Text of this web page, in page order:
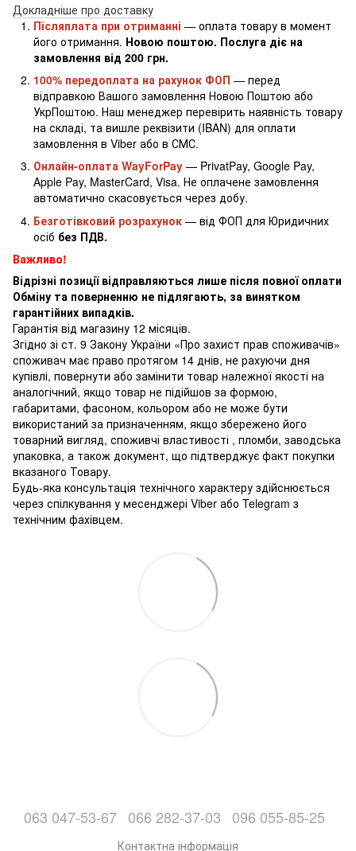
Докладніше про доставку
Післяплата при отриманні — оплата товару в момент
його отримання. Новою поштою. Послуга діє на
замовлення від 200 грн.
100% передоплата на рахунок ФОП — перед
відправкою Вашого замовлення Новою Поштою або
УкрПоштою. Наш менеджер перевірить наявність товару
на складі, та вишле реквізити (IBAN) для оплати
замовлення в Viber або в СМС.
Онлайн-оплата WayForPay — PrivatPay, Google Pay,
Apple Pay, MasterCard, Visa. Не оплачене замовлення
автоматично скасовується через добу.
Безготівковий розрахунок — від ФОП для Юридичних
осіб без ПДВ.
Важливо!
Відрізні позиції відправляються лише після повної оплати
Обміну та поверненню не підлягають, за винятком
гарантійних випадків.
Гарантія від магазину 12 місяців.
Згідно зі ст. 9 Закону України «Про захист прав споживачів»
споживач має право протягом 14 днів, не рахуючи дня
купівлі, повернути або замінити товар належної якості на
аналогічний, якщо товар не підійшов за формою,
габаритами, фасоном, кольором або не може бути
використаний за призначенням, якщо збережено його
товарний вигляд, споживчі властивості , пломби, заводська
упаковка, а також документ, що підтверджує факт покупки
вказаного Товару.
Будь-яка консультація технічного характеру здійснюється
через спілкування у месенджері Viber або Telegram з
технічним фахівцем.
063 047-53-67 066 282-37-03 096 055-85-25
Контактна інформація